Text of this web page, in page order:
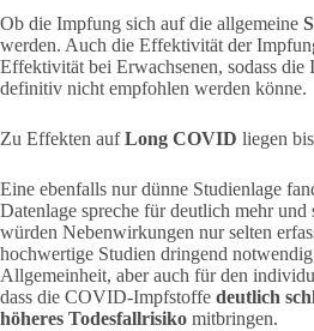
Ob die Impfung sich auf die allgemeine
werden. Auch die Effektivität der
Effektivität bei Erwachsenen, sodass
definitiv nicht empfohlen werden könne.
Zu Effekten aufLong COVID liegen
Eine ebenfalls nur dünne Studienlage
Datenlage spreche für deutlich mehr
würden Nebenwirkungen nur selten
hochwertige Studien dringend
Allgemeinheit, aber auch für den
dass die COVID-Impfstoffe deutlich
höheres Todesfallrisiko mitbringen.